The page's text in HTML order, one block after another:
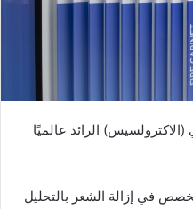
(الاكترولسيس) الرائد عالميًا
في إزالة الشعر بالتحليل